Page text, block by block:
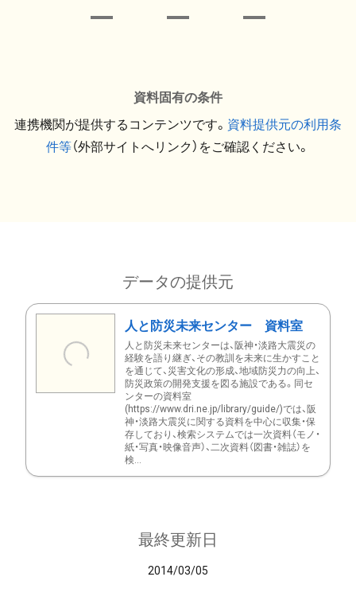
資料固有の条件
連携機関が提供するコンテンツです。 資料提供元の利用条
件等（外部サイトへリンク）をご確認ください。
データの提供元
人と防災未来センター 資料室
人と防災未来センターは、阪神・淡路大震災の
経験を語り継ぎ、その教訓を未来に生かすこと
を通じて、災害文化の形成、地域防災力の向上、
防災政策の開発支援を図る施設である。同セ
ンターの資料室
(https://www.dri.ne.jp/library/guide/)では、阪
神・淡路大震災に関する資料を中心に収集・保
存しており、検索システムでは一次資料（モノ・
紙・写真・映像音声）、二次資料（図書・雑誌）を
検...
最終更新日
2014/03/05